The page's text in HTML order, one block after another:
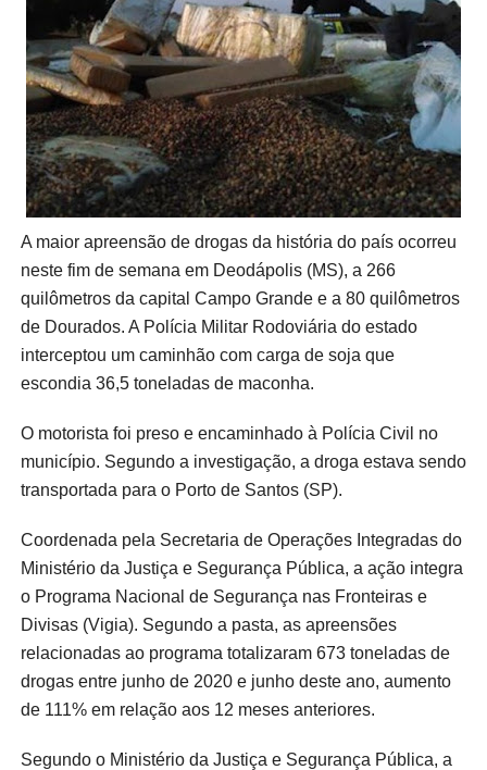
A maior apreensão de drogas da história do país ocorreu
neste fim de semana em Deodápolis (MS), a 266
quilômetros da capital Campo Grande e a 80 quilômetros
de Dourados. A Polícia Militar Rodoviária do estado
interceptou um caminhão com carga de soja que
escondia 36,5 toneladas de maconha.
O motorista foi preso e encaminhado à Polícia Civil no
município. Segundo a investigação, a droga estava sendo
transportada para o Porto de Santos (SP).
Coordenada pela Secretaria de Operações Integradas do
Ministério da Justiça e Segurança Pública, a ação integra
o Programa Nacional de Segurança nas Fronteiras e
Divisas (Vigia). Segundo a pasta, as apreensões
relacionadas ao programa totalizaram 673 toneladas de
drogas entre junho de 2020 e junho deste ano, aumento
de 111% em relação aos 12 meses anteriores.
Segundo o Ministério da Justiça e Segurança Pública, a